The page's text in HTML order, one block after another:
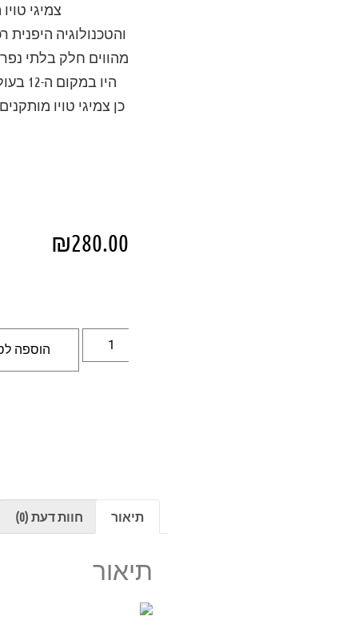
צמיגי
והטכנולוגיה
מהווים חלק בלתי
היו
₪280.00
הוספה
תיאור חוות דעת (0)
תיאור